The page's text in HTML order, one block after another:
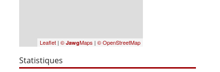
Leaflet| © JawgMaps | © OpenStreetMap
Statistiques